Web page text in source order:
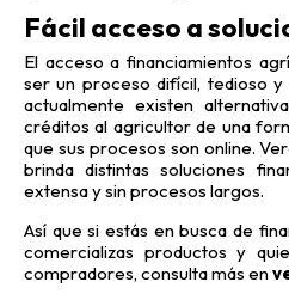
Fácil acceso a
El acceso a financiamientos
ser un proceso difícil, tedioso y
actualmente existen
créditos al agricultor de una
que sus procesos son online.
brinda distintas soluciones
extensa y sin procesos largos.
Así que si estás en busca de
comercializas productos y
compradores, consulta más en